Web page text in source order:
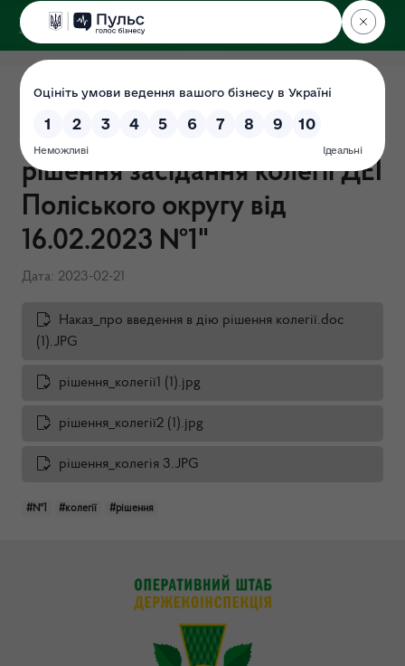
ДЕРЖЕКОІНСПЕКЦІЯ
Поліського округу
Наказ від 21.02.2023 №57-
ОД "Про введення в дію
рішення засідання колегії ДЕІ
Поліського округу від
16.02.2023 №1"
Дата: 2023-02-21
Наказ_про введення в дію рішення колегії.doc
(1).JPG
рішення_колегії1 (1).jpg
рішення_колегії2 (1).jpg
рішення_колегія 3.JPG
#№1 #колегії #рішення